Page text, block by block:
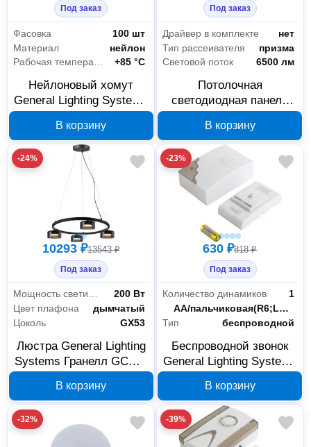
Под заказ
Фасовка
100 шт
Материал
нейлон
Рабочая температура Max
+85 °С
Нейлоновый хомут
General Lighting Systems
мм 475304
В корзину
Под заказ
Драйвер в комплекте
нет
Тип рассеивателя
призма
Световой поток
6500 лм
Потолочная
светодиодная панель
GLL-600-72-IP40-6 72 Вт
6500 К 414035
В корзину
-24%
10293 ₽13543 ₽
Под заказ
Мощность светильника
200 Вт
Цвет плафона
дымчатый
Цоколь
GX53
Люстра General Lighting
Systems Гранелл GCHL-
662849
В корзину
-23%
630 ₽818 ₽
Под заказ
Количество динамиков
1
Питание
AA/пальчиковая(R6;LR6;FR6) / 23А(3LR50;MN21;K23A;LRV08)
Тип
беспроводной
Беспроводной звонок
General Lighting Systems
батарейках 800655
В корзину
-32% -39%